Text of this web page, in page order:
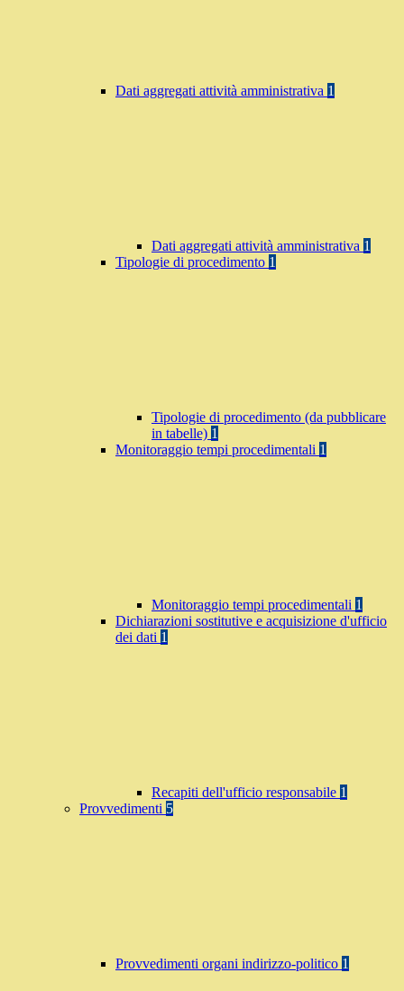
Dati aggregati attività amministrativa 1
Dati aggregati attività amministrativa 1
Tipologie di procedimento 1
Tipologie di procedimento (da pubblicare
in tabelle) 1
Monitoraggio tempi procedimentali 1
Monitoraggio tempi procedimentali 1
Dichiarazioni sostitutive e acquisizione d'ufficio
dei dati 1
Recapiti dell'ufficio responsabile 1
Provvedimenti 5
Provvedimenti organi indirizzo-politico 1